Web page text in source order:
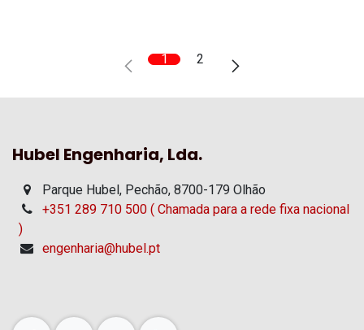
1 2
Hubel Engenharia, Lda.
Parque Hubel, Pechão, 8700-179 Olhão
+351 289 710 500 ( Chamada para a rede fixa nacional
)
engenharia@hubel.pt